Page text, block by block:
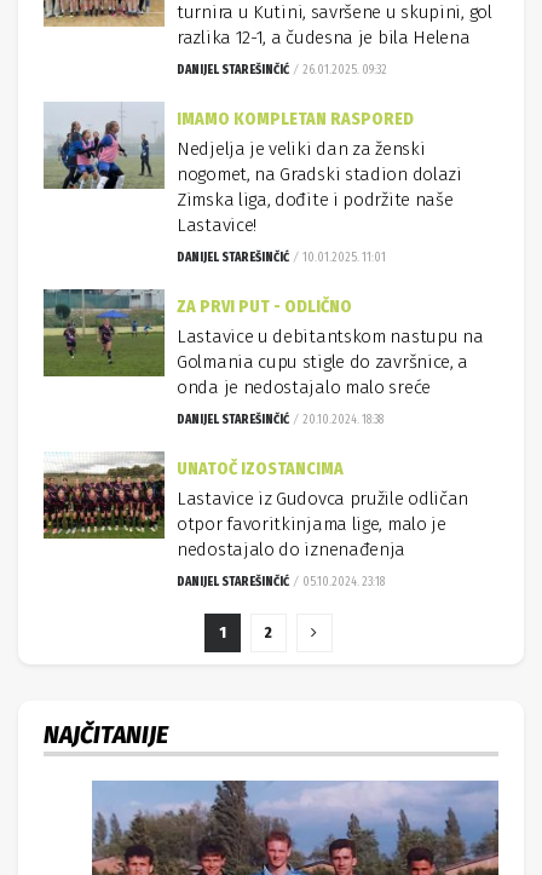
turnira u Kutini, savršene u skupini, gol
razlika 12-1, a čudesna je bila Helena
DANIJEL STAREŠINČIĆ 26.01.2025. 09:32
IMAMO KOMPLETAN RASPORED
Nedjelja je veliki dan za ženski
nogomet, na Gradski stadion dolazi
Zimska liga, dođite i podržite naše
Lastavice!
DANIJEL STAREŠINČIĆ 10.01.2025. 11:01
ZA PRVI PUT - ODLIČNO
Lastavice u debitantskom nastupu na
Golmania cupu stigle do završnice, a
onda je nedostajalo malo sreće
DANIJEL STAREŠINČIĆ 20.10.2024. 18:38
UNATOČ IZOSTANCIMA
Lastavice iz Gudovca pružile odličan
otpor favoritkinjama lige, malo je
nedostajalo do iznenađenja
DANIJEL STAREŠINČIĆ 05.10.2024. 23:18
1 2
NAJČITANIJE